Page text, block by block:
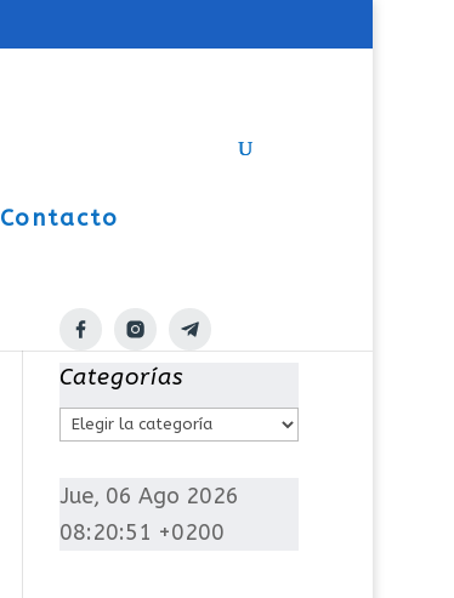
Contacto
Categorías
C
t
e
Jue, 06 Ago 2026
08:20:51 +0200